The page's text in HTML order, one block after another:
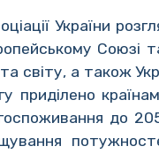
України
Союзі
світу, а також
приділено
до